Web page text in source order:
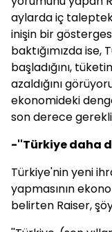
aylarda iç
inişin bir
baktığımızda
başladığını,
azaldığını
ekonomideki
son derece
-''Türkiye daha
Türkiye'nin yeni
yapmasının
belirten Raiser,